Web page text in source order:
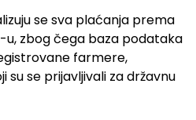
se sva plaćanja prema
u, zbog čega baza podataka
farmere,
su se prijavljivali za državnu